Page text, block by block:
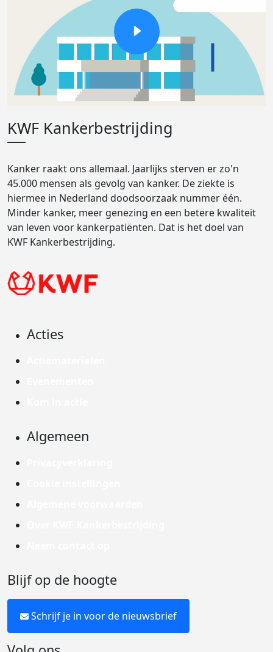
KWF Kankerbestrijding
Kanker raakt ons allemaal. Jaarlijks sterven er zo'n
45.000 mensen als gevolg van kanker. De ziekte is
hiermee in Nederland doodsoorzaak nummer één.
Minder kanker, meer genezing en een betere kwaliteit
van leven voor kankerpatiënten. Dat is het doel van
KWF Kankerbestrijding.
Acties
Algemeen
Blijf op de hoogte
Schrijf je in voor de nieuwsbrief